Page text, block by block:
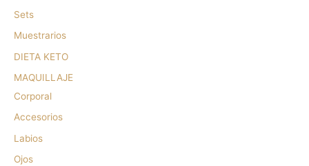
Sets
Muestrarios
DIETA KETO
MAQUILLAJE
Corporal
Accesorios
Labios
Ojos